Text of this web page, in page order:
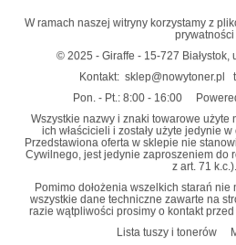
W ramach naszej witryny korzystamy z
prywatności
© 2025 - Giraffe - 15-727 Białystok,
Kontakt: sklep@nowytoner.pl
Pon. - Pt.: 8:00 - 16:00
Wszystkie nazwy i znaki towarowe użyte
ich właścicieli i zostały użyte jedynie
Przedstawiona oferta w sklepie nie
Cywilnego, jest jedynie zaproszeniem do
z art. 71 k.c.).
Pomimo dołożenia wszelkich starań nie
wszystkie dane techniczne zawarte na
razie wątpliwości prosimy o kontakt
Lista tuszy i tonerów